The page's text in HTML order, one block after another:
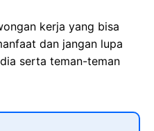
kerja yang bisa
dan jangan lupa
serta teman-teman